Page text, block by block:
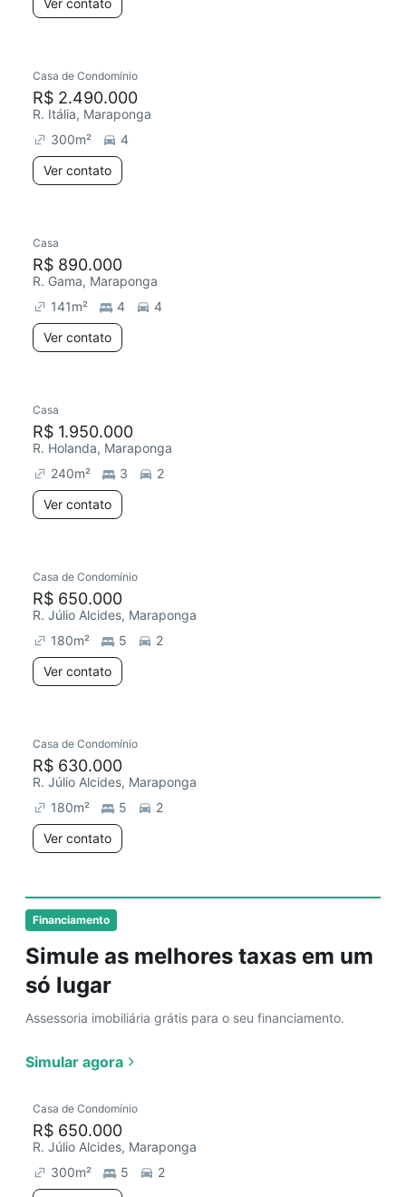
Financiamento
Simule as melhores taxas em um
só lugar
Assessoria imobiliária grátis para o seu financiamento.
Simular agora
Ver contato
Casa de Condomínio
R$ 2.490.000
R. Itália, Maraponga
300m²
4
Ver contato
Casa
R$ 890.000
R. Gama, Maraponga
141m² 4
4
Ver contato
Casa
R$ 1.950.000
R. Holanda, Maraponga
240m² 3
2
Ver contato
Casa de Condomínio
R$ 650.000
R. Júlio Alcides, Maraponga
180m² 5
2
Ver contato
Casa de Condomínio
R$ 630.000
R. Júlio Alcides, Maraponga
180m² 5
2
Ver contato
Casa de Condomínio
R$ 650.000
R. Júlio Alcides, Maraponga
300m² 5
2